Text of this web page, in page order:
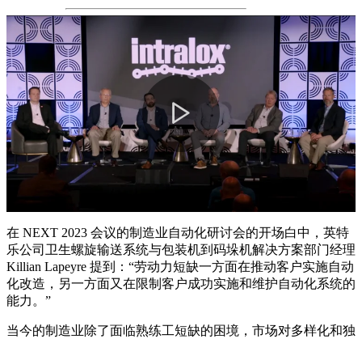
电商和配送
邮政和快递
轮胎和汽车
轮胎
汽车领域
新能源汽车动力电池
工业
行业概览
Play
Video
在 NEXT 2023 会议的制造业自动化研讨会的开场白中，英特
乐公司卫生螺旋输送系统与包装机到码垛机解决方案部门经理
Killian Lapeyre 提到：“劳动力短缺一方面在推动客户实施自动
化改造，另一方面又在限制客户成功实施和维护自动化系统的
能力。”
当今的制造业除了面临熟练工短缺的困境，市场对多样化和独